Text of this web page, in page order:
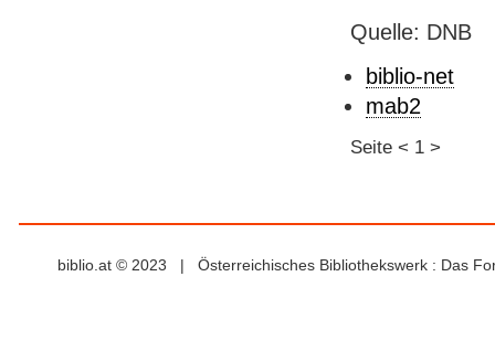
Quelle: DNB
biblio-net
mab2
Seite < 1 >
biblio.at © 2023 | Österreichisches Bibliothekswerk : Das